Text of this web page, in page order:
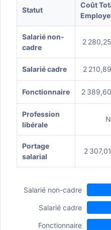
Statut
Coût
Salarié non-
cadre
2
Salarié cadre 2
Fonctionnaire 2
Profession
libérale
Portage
salarial
2
Salarié non-cadre
Salarié cadre
Fonctionnaire